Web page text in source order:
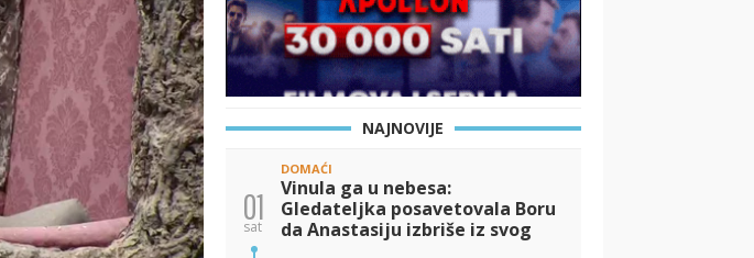
NAJNOVIJE
01
sat
DOMAĆI
Vinula ga u nebesa:
Gledateljka posavetovala Boru
da Anastasiju izbriše iz svog